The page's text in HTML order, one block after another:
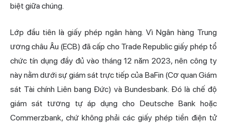
biệt giữa chúng.
Lớp đầu tiên là giấy phép ngân hàng. Vì Ngân hàng Trung
ương châu Âu (ECB) đã cấp cho Trade Republic giấy phép tổ
chức tín dụng đầy đủ vào tháng 12 năm 2023, nên công ty
này nằm dưới sự giám sát trực tiếp của BaFin (Cơ quan Giám
sát Tài chính Liên bang Đức) và Bundesbank. Đó là chế độ
giám sát tương tự áp dụng cho Deutsche Bank hoặc
Commerzbank, chứ không phải các giấy phép tiền điện tử